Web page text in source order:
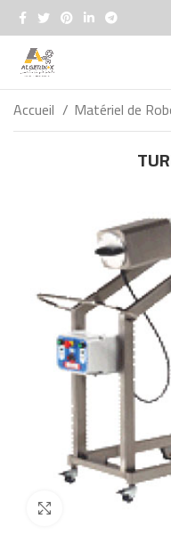
Accueil Matériel de
Click to enlarge